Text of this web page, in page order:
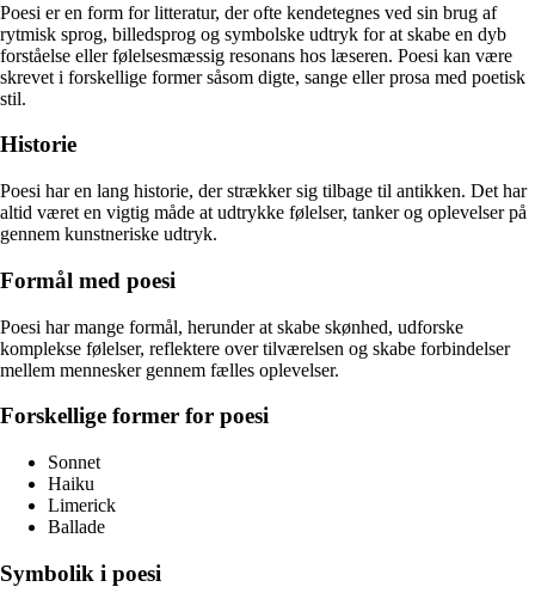
Poesi er en form for litteratur, der ofte kendetegnes ved sin brug af
rytmisk sprog, billedsprog og symbolske udtryk for at skabe en dyb
forståelse eller følelsesmæssig resonans hos læseren. Poesi kan være
skrevet i forskellige former såsom digte, sange eller prosa med poetisk
stil.
Historie
Poesi har en lang historie, der strækker sig tilbage til antikken. Det har
altid været en vigtig måde at udtrykke følelser, tanker og oplevelser på
gennem kunstneriske udtryk.
Formål med poesi
Poesi har mange formål, herunder at skabe skønhed, udforske
komplekse følelser, reflektere over tilværelsen og skabe forbindelser
mellem mennesker gennem fælles oplevelser.
Forskellige former for poesi
Sonnet
Haiku
Limerick
Ballade
Symbolik i poesi